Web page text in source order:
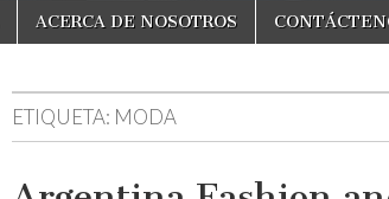
ACERCA DE NOSOTROS
ETIQUETA: MODA